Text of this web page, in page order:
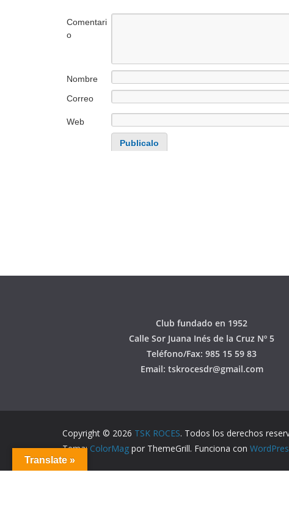
Comentari
o
Nombre
Correo
Web
Club fundado en 1952
Calle Sor Juana Inés de la Cruz Nº 5
Teléfono/Fax: 985 15 59 83
Email: tskrocesdr@gmail.com
Copyright © 2026 TSK ROCES. Todos los derechos
Tema: ColorMag por ThemeGrill. Funciona con
Translate »